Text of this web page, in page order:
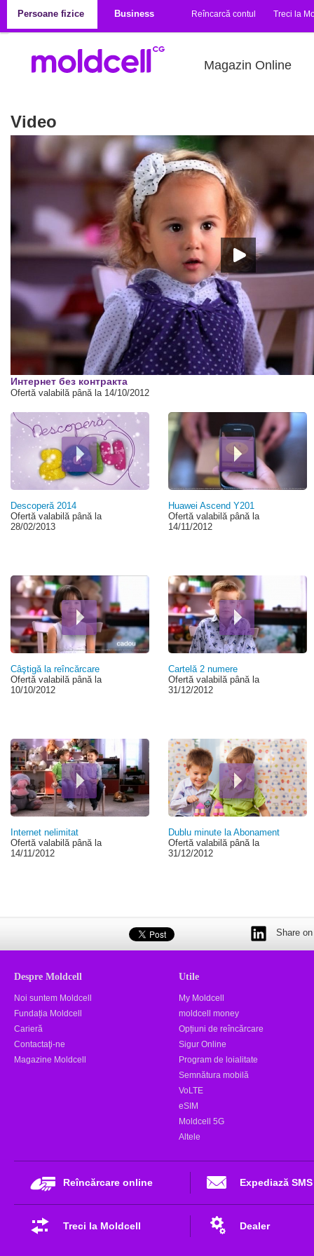
Persoane fizice
Business Reîncarcă contul Treci la
Magazin Online
Video
00:00
Интернет без контракта
Ofertă valabilă până la 14/10/2012
Descoperă 2014
Ofertă valabilă până la
28/02/2013
Huawei Ascend Y201
Ofertă valabilă până la
14/11/2012
Câştigă la reîncărcare
Ofertă valabilă până la
10/10/2012
Cartelă 2 numere
Ofertă valabilă până la
31/12/2012
Internet nelimitat
Ofertă valabilă până la
14/11/2012
Dublu minute la Abonament
Ofertă valabilă până la
31/12/2012
Share
Despre Moldcell
Noi suntem Moldcell
Fundația Moldcell
Carieră
Contactaţi-ne
Magazine Moldcell
Utile
My Moldcell
moldcell money
Opțiuni de reîncărcare
Sigur Online
Program de loialitate
Semnătura mobilă
VoLTE
eSIM
Moldcell 5G
Altele
Reîncărcare online Expediază SMS
Treci la Moldcell Dealer